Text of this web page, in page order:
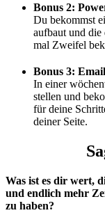
Bonus 2:
Du bekommst
aufbaut und
mal Zweifel
Bonus 3:
In einer
stellen und
für deine
deiner Seite.
Was ist es dir wert,
und endlich mehr
zu haben?